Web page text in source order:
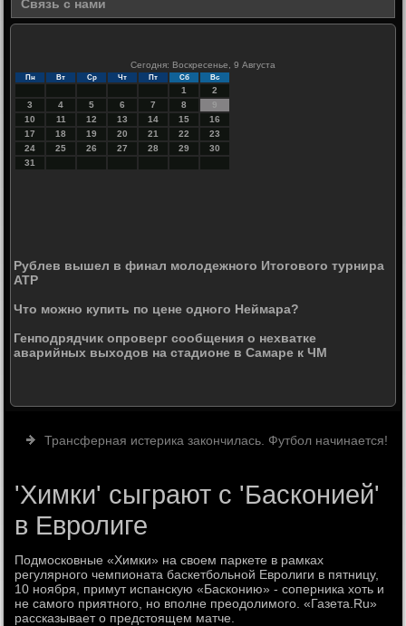
Связь с нами
Сегодня: Воскресенье, 9 Августа
Пн Вт Ср Чт Пт Сб Вс
1
2
3
4 5 6 7 8
9
10
11 12 13 14 15
16
17
18 19 20 21 22
23
24
25 26 27 28 29
30
31
Рублев вышел в финал молодежного Итогового турнира
ATP
Что можно купить по цене одного Неймара?
Генподрядчик опроверг сообщения о нехватке
аварийных выходов на стадионе в Самаре к ЧМ
Трансферная истерика закончилась. Футбол начинается!
'Химки' сыграют с 'Басконией'
в Евролиге
Подмосковные «Химки» на своем паркете в рамках
регулярного чемпионата баскетбольной Евролиги в пятницу,
10 ноября, примут испанскую «Басконию» - соперника хоть и
не самого приятного, но вполне преодолимого. «Газета.Ru»
рассказывает о предстоящем матче.